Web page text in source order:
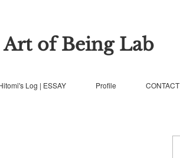
Art of Being Lab
Log | ESSAY Profile CONTACT